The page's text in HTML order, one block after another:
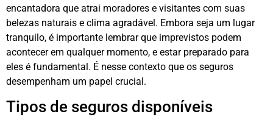
encantadora que atrai moradores e visitantes com suas
belezas naturais e clima agradável. Embora seja um lugar
tranquilo, é importante lembrar que imprevistos podem
acontecer em qualquer momento, e estar preparado para
eles é fundamental. É nesse contexto que os seguros
desempenham um papel crucial.
Tipos de seguros disponíveis